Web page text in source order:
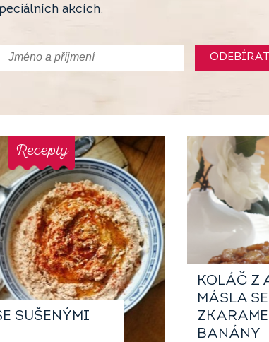
akcích.
ODEBÍRAT
SUŠENÝMI
Recepty
KOLÁČ Z
MÁSLA SE
BANÁNY